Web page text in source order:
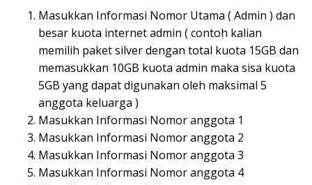
Masukkan Informasi Nomor Utama ( Admin ) dan
besar kuota internet admin ( contoh kalian
memilih paket silver dengan total kuota 15GB dan
memasukkan 10GB kuota admin maka sisa kuota
5GB yang dapat digunakan oleh maksimal 5
anggota keluarga )
Masukkan Informasi Nomor anggota 1
Masukkan Informasi Nomor anggota 2
Masukkan Informasi Nomor anggota 3
Masukkan Informasi Nomor anggota 4